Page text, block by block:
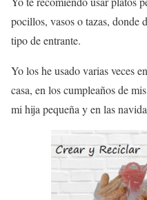
pocillos, vasos o tazas, donde
tipo de entrante.
Yo los he usado varias veces
casa, en los cumpleaños de
mi hija pequeña y en las